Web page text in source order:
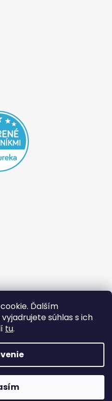
Ďalším
súhlas s ich
tu.
Shoptet